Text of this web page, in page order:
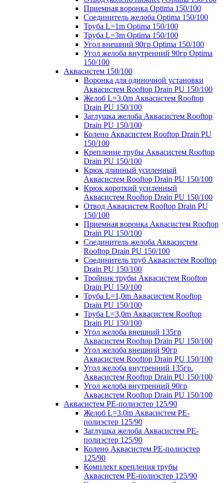
Приемная воронка Optima 150/100
Соединитель желоба Optima 150/100
Труба L=1m Optima 150/100
Труба L=3m Optima 150/100
Угол внешний 90гр Optima 150/100
Угол желоба внутренний 90гр Optima
150/100
Аквасистем 150/100
Воронка для одиночной установки
Аквасистем Rooftop Drain PU 150/100
Желоб L=3.0m Аквасистем Rooftop
Drain PU 150/100
Заглушка желоба Аквасистем Rooftop
Drain PU 150/100
Колено Аквасистем Rooftop Drain PU
150/100
Крепление трубы Аквасистем Rooftop
Drain PU 150/100
Крюк длинный усиленный
Аквасистем Rooftop Drain PU 150/100
Крюк короткий усиленный
Аквасистем Rooftop Drain PU 150/100
Отвод Аквасистем Rooftop Drain PU
150/100
Приемная воронка Аквасистем Rooftop
Drain PU 150/100
Соединитель желоба Аквасистем
Rooftop Drain PU 150/100
Соединитель труб Аквасистем Rooftop
Drain PU 150/100
Тройник трубы Аквасистем Rooftop
Drain PU 150/100
Труба L=1,0m Аквасистем Rooftop
Drain PU 150/100
Труба L=3,0m Аквасистем Rooftop
Drain PU 150/100
Угол желоба внешний 135гр
Аквасистем Rooftop Drain PU 150/100
Угол желоба внешний 90гр
Аквасистем Rooftop Drain PU 150/100
Угол желоба внутренний 135гр.
Аквасистем Rooftop Drain PU 150/100
Угол желоба внутренний 90гр
Аквасистем Rooftop Drain PU 150/100
Аквасистем PE-полиэстер 125/90
Желоб L=3.0m Аквасистем PE-
полиэстер 125/90
Заглушка желоба Аквасистем PE-
полиэстер 125/90
Колено Аквасистем PE-полиэстер
125/90
Комплект крепления трубы
Аквасистем PE-полиэстер 125/90